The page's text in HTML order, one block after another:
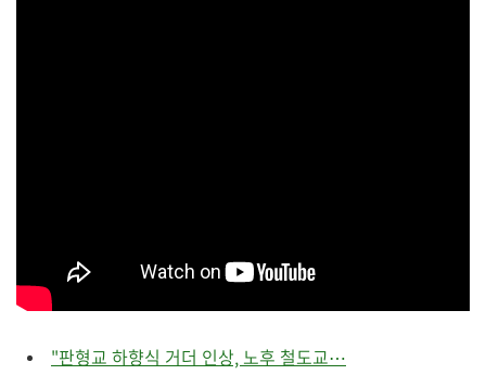
"판형교 하향식 거더 인상, 노후 철도교⋯